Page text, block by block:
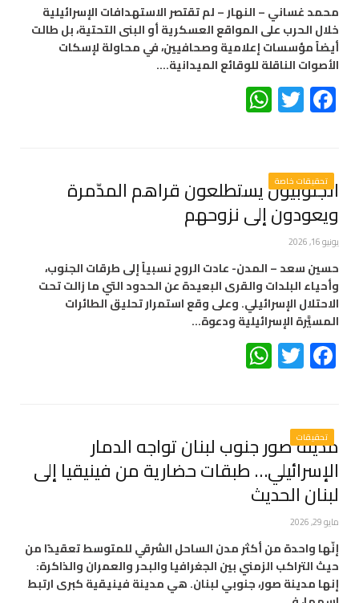
محمد غساني – النهار – لم تقتصر الاستهدافات الإسرائيلية
خلال الحرب على المواقع العسكرية أو البنى التحتية، بل طالت
أيضاً مؤسسات إعلامية وصحافيين، في محاولة لإسكات
الأصوات الناقلة للوقائع الميدانية.…
Facebook
Twitter
تحقيقات خاصة
الجنوبيون يستطلعون قراهم المدّمرة
ويعودون إلى نزوحهم
يونيو 16, 2026
حسين سعد – المدن- عادت الروح نسبياً إلى طرقات الجنوب،
وأحياء البلدات والقرى البعيدة عن الحدود التي ما زالت تحت
الاحتلال الإسرائيلي. وعلى وقع استمرار تحليق الطائرات
المسيَّرة الإسرائيلية ودعوة…
Facebook
Twitter
تحقيقات
مدينة صور جنوب لبنان تواجه الدمار
الإسرائيلي… طبقات حضارية من فينيقيا إلى
لبنان الحديث
مايو 29, 2026
إنّها واحدة من أكثر مدن الساحل الشرقي للمتوسط تعقيدًا من
حيث التراكب الزمني بين الجغرافيا والبحر والعمران والذاكرة:
إنها مدينة صور، جنوبي لبنان. هي مدينة فينيقية كبرى ارتبط